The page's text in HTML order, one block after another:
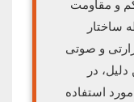
کم و مقاومت
ساختار
و صوتی
در
استفاده